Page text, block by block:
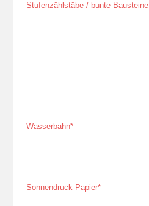
Stufenzählstäbe / bunte Bausteine
Wasserbahn*
Sonnendruck-Papier*